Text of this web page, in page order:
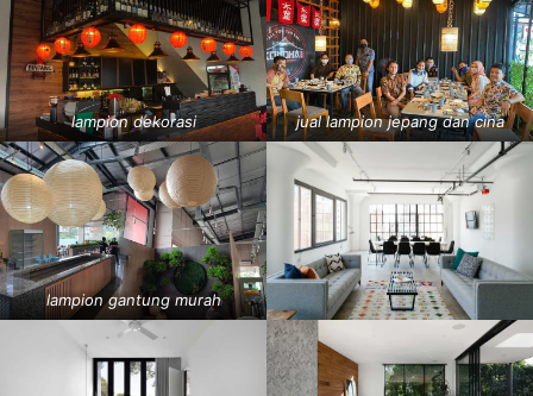
lampion dekorasi jual lampion jepang dan cina
lampion gantung murah